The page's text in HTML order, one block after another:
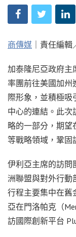
商傳媒 ｜責任編
加泰隆尼亞政府主
率團前往美國加州
際形象，並積極吸
中心的連結。此次
略的一部分，期望
等戰略領域，鞏固
伊利亞主席的訪問
洲聯盟與對外行動
行程主要集中在舊
亞在門洛帕克（
訪國際創新平台